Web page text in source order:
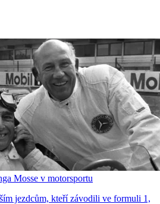
Mosse v motorsportu
jezdcům, kteří závodili ve formuli 1,